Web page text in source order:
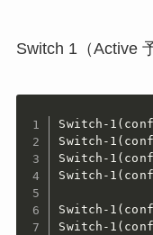
Switch 1（Active
Switch-
Switch-
Switch-
Switch-
Switch-
Switch-